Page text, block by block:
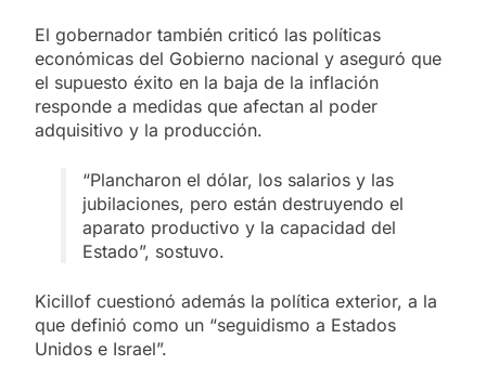
El gobernador también criticó las políticas
económicas del Gobierno nacional y aseguró que
el supuesto éxito en la baja de la inflación
responde a medidas que afectan al poder
adquisitivo y la producción.
“Plancharon el dólar, los salarios y las
jubilaciones, pero están destruyendo el
aparato productivo y la capacidad del
Estado”, sostuvo.
Kicillof cuestionó además la política exterior, a la
que definió como un “seguidismo a Estados
Unidos e Israel”.